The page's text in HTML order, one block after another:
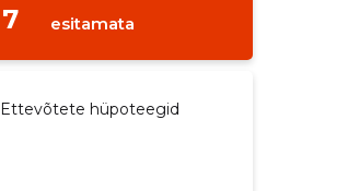
7 esitamata
Ettevõtete hüpoteegid